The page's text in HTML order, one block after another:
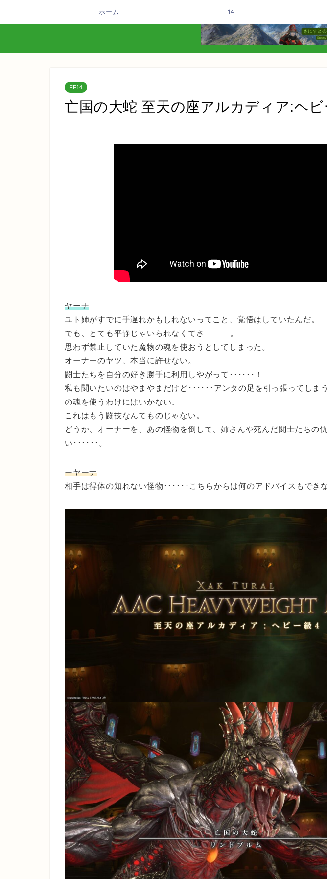
ホーム FF14
FF14
亡国の大蛇 至天の座アルカディア:ヘビ
ヤーナ
ユト姉がすでに手遅れかもしれないってこと、覚悟はしていたんだ。
でも、とても平静じゃいられなくてさ･･････。
思わず禁止していた魔物の魂を使おうとしてしまった。
オーナーのヤツ、本当に許せない。
闘士たちを自分の好き勝手に利用しやがって･･････！
私も闘いたいのはやまやまだけど･･････アンタの足を引っ張ってしま
の魂を使うわけにはいかない。
これはもう闘技なんてものじゃない。
どうか、オーナーを、あの怪物を倒して、姉さんや死んだ闘士たちの
い･･････。
ーヤーナ
相手は得体の知れない怪物･･････こちらからは何のアドバイスもでき